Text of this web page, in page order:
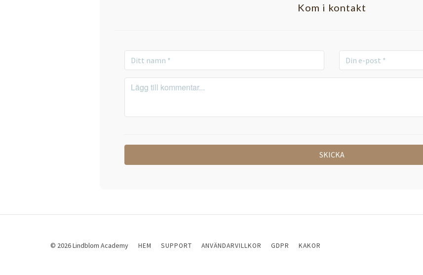
Kom i kontakt
© 2026 Lindblom Academy HEM SUPPORT ANVÄNDARVILLKOR GDPR KAKOR